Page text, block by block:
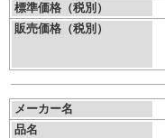
標準価格（税別）
販売価格（税別）
メーカー名
品名